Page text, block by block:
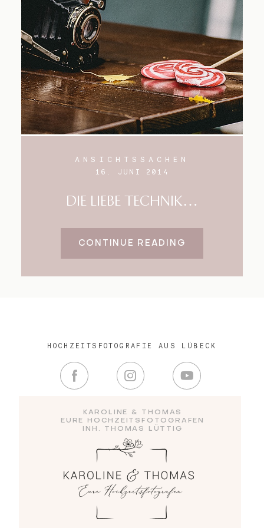
ANSICHTSSACHEN
16. JUNI 2014
DIE LIEBE TECHNIK…
CONTINUE READING
KAROLINE & THOMAS
EURE HOCHZEITSFOTOGRAFEN
INH. THOMAS LÜTTIG
HOCHZEITSFOTOGRAFIE AUS LÜBECK
Blog
Impressum